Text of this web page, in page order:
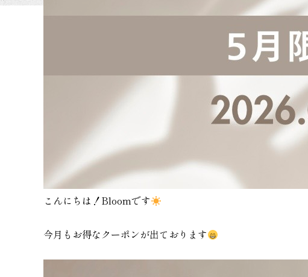
こんにちは！Bloomです
今月もお得なクーポンが出ております